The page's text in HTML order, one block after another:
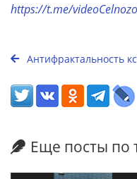
https://t.me/
Антифрактальность
Еще посты по